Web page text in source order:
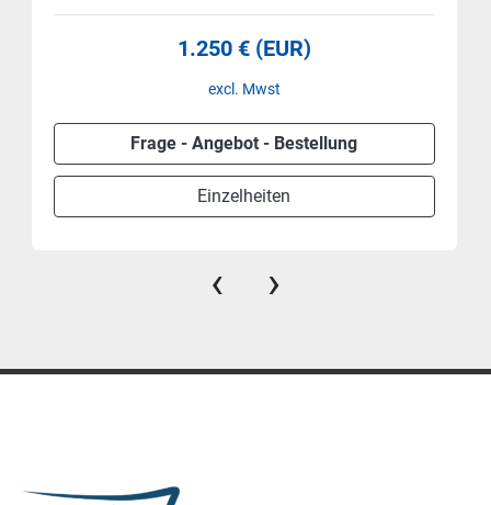
1.250 € (EUR)
excl. Mwst
Frage - Angebot - Bestellung
Einzelheiten
‹ ›